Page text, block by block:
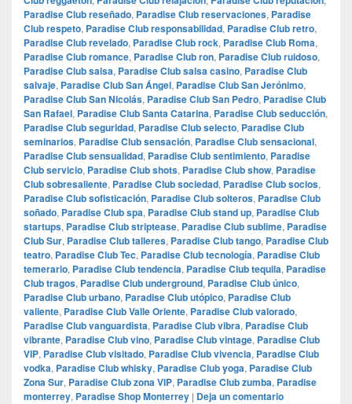
Paradise Club reseñado, Paradise Club reservaciones, Paradise
Club respeto, Paradise Club responsabilidad, Paradise Club retro,
Paradise Club revelado, Paradise Club rock, Paradise Club Roma,
Paradise Club romance, Paradise Club ron, Paradise Club ruidoso,
Paradise Club salsa, Paradise Club salsa casino, Paradise Club
salvaje, Paradise Club San Ángel, Paradise Club San Jerónimo,
Paradise Club San Nicolás, Paradise Club San Pedro, Paradise Club
San Rafael, Paradise Club Santa Catarina, Paradise Club seducción,
Paradise Club seguridad, Paradise Club selecto, Paradise Club
seminarios, Paradise Club sensación, Paradise Club sensacional,
Paradise Club sensualidad, Paradise Club sentimiento, Paradise
Club servicio, Paradise Club shots, Paradise Club show, Paradise
Club sobresaliente, Paradise Club sociedad, Paradise Club socios,
Paradise Club sofisticación, Paradise Club solteros, Paradise Club
soñado, Paradise Club spa, Paradise Club stand up, Paradise Club
startups, Paradise Club striptease, Paradise Club sublime, Paradise
Club Sur, Paradise Club talleres, Paradise Club tango, Paradise Club
teatro, Paradise Club Tec, Paradise Club tecnología, Paradise Club
temerario, Paradise Club tendencia, Paradise Club tequila, Paradise
Club tragos, Paradise Club underground, Paradise Club único,
Paradise Club urbano, Paradise Club utópico, Paradise Club
valiente, Paradise Club Valle Oriente, Paradise Club valorado,
Paradise Club vanguardista, Paradise Club vibra, Paradise Club
vibrante, Paradise Club vino, Paradise Club vintage, Paradise Club
VIP, Paradise Club visitado, Paradise Club vivencia, Paradise Club
vodka, Paradise Club whisky, Paradise Club yoga, Paradise Club
Zona Sur, Paradise Club zona VIP, Paradise Club zumba, Paradise
monterrey, Paradise Shop Monterrey | Deja un comentario